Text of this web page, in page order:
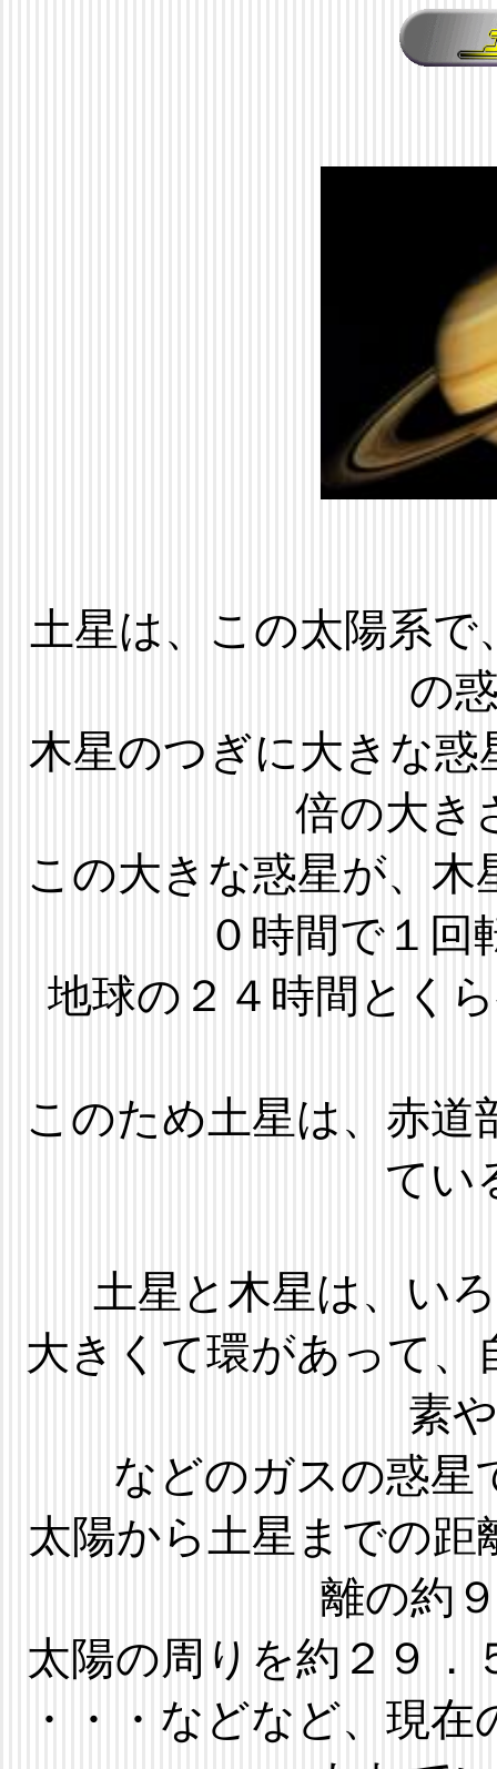
土星は、この太陽系で
の
木星のつぎに大きな惑
倍の大き
この大きな惑星が、
０時間で１
地球の２４時間とく
このため土星は、赤
てい
土星と木星は、い
大きくて環があって
素
などのガスの惑星
太陽から土星までの
離の約
太陽の周りを約２９
・・・などなど、現